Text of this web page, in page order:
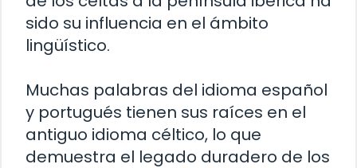
sido su influencia en el ámbito
lingüístico.
Muchas palabras del idioma español
y portugués tienen sus raíces en el
antiguo idioma céltico, lo que
demuestra el legado duradero de los